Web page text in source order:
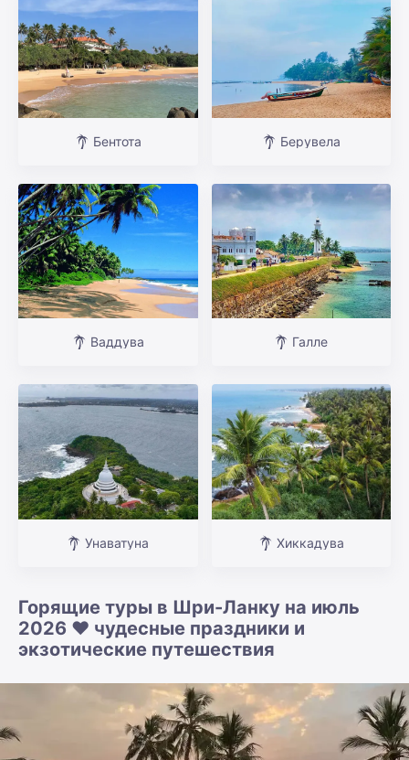
Бентота Берувела
Ваддува Галле
Унаватуна Хиккадува
Горящие туры в Шри-Ланку на июль
2026 ❤️ чудесные праздники и
экзотические путешествия